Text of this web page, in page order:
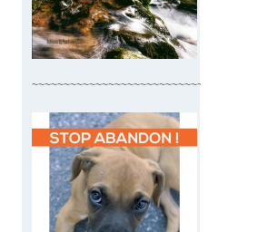
~~~~~~~~~~~~~~~~~~~~~~~~~~~~~~~~~